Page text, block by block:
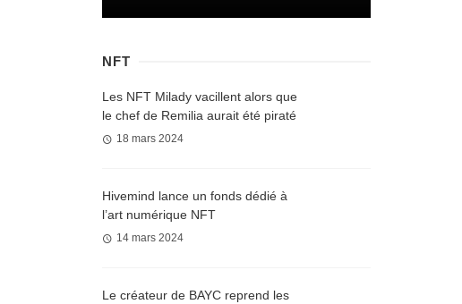
NFT
Les NFT Milady vacillent alors que
le chef de Remilia aurait été piraté
18 mars 2024
Hivemind lance un fonds dédié à
l’art numérique NFT
14 mars 2024
Le créateur de BAYC reprend les